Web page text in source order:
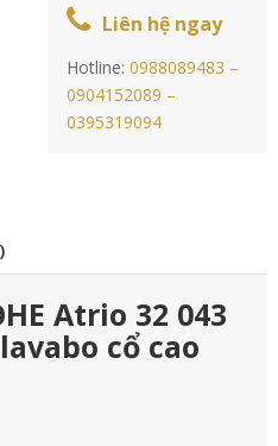
Liên hệ ngay
Hotline:0988089483 –
0904152089 –
0395319094
Atrio 32 043
cổ cao